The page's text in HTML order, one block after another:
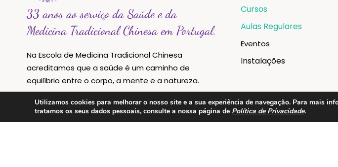
33 anos ao serviço da Saúde e da
Medicina Tradicional Chinesa em Portugal.
Na Escola de Medicina Tradicional Chinesa
acreditamos que a saúde é um caminho de
equilíbrio entre o corpo, a mente e a natureza.
Cursos
Aulas Regulares
Eventos
Instalações
Utilizamos cookies para melhorar o nosso site e a sua experiência de navegação. Para mais
tratamos os seus dados pessoais, consulte a nossa página de Política de Privacidade.